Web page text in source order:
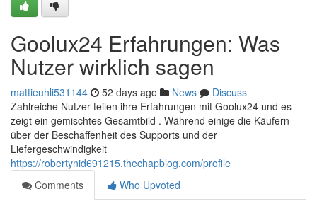
Goolux24 Erfahrungen: Was
Nutzer wirklich sagen
mattieuhli531144 52 days ago News
Discuss
Zahlreiche Nutzer teilen ihre Erfahrungen mit Goolux24 und es
zeigt ein gemischtes Gesamtbild . Während einige die Käufern
über der Beschaffenheit des Supports und der
Liefergeschwindigkeit
https://robertynid691215.thechapblog.com/profile
Comments
Who Upvoted